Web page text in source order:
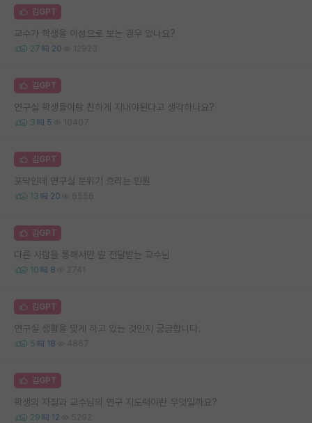
김GPT
교수가 학생을 이성으로 보는 경우 있나요?
27 20 12923
김GPT
연구실 학생들이랑 친하게 지내야된다고 생각하나요?
3 5 10407
김GPT
포닥인데 연구실 분위기 흐리는 인원
13 20 6556
김GPT
다른 사람을 통해서만 말 전달받는 교수님
10 8 2741
김GPT
연구실 생활을 맞게 하고 있는 것인지 궁금합니다.
5 18 4867
김GPT
학생의 자질과 교수님의 연구 지도력이란 무엇일까요?
29 12 5292